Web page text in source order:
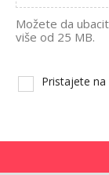
Možete da
više od 25 MB.
Pristajete na